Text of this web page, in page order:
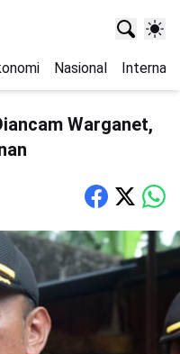
Nasional
Warganet,